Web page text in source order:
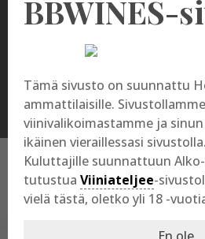
Products
search
BBWINES-
Tämä sivusto on suunnattu
ammattilaisille.
viinivalikoimastamme ja
ikäinen vieraillessasi sivustolla.
Kuluttajille suunnattuun
tutustua Viiniateljee-
vielä tästä, oletko yli 18 -
En ole